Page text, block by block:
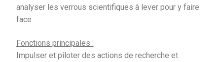
analyser les verrous scientifiques à lever pour y faire
face
Fonctions principales :
Impulser et piloter des actions de recherche et